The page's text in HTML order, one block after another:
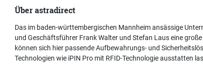
Über astradirect
Das im baden-württembergischen Mannheim ansässige
und Geschäftsführer Frank Walter und Stefan Laus eine
können sich hier passende Aufbewahrungs- und
Technologien wie iPIN Pro mit RFID-Technologie ausstatten